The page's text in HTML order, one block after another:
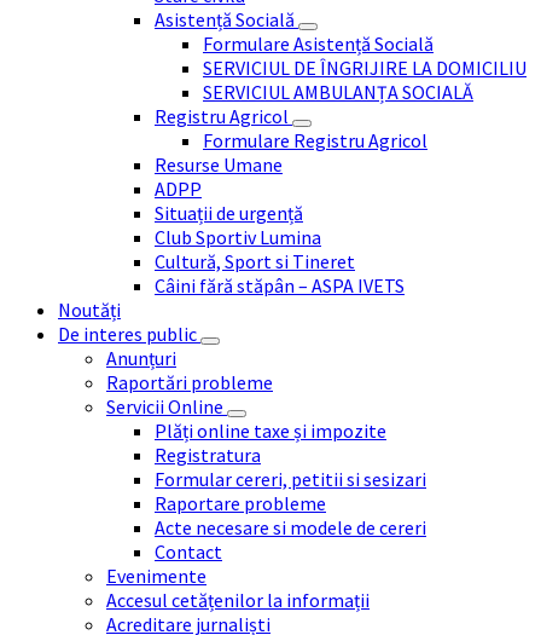
Asistență Socială
Formulare Asistență Socială
SERVICIUL DE ÎNGRIJIRE LA DOMICILIU
SERVICIUL AMBULANȚA SOCIALĂ
Registru Agricol
Formulare Registru Agricol
Resurse Umane
ADPP
Situații de urgență
Club Sportiv Lumina
Cultură, Sport si Tineret
Câini fără stăpân – ASPA IVETS
Noutăți
De interes public
Anunțuri
Raportări probleme
Servicii Online
Plăți online taxe și impozite
Registratura
Formular cereri, petitii si sesizari
Raportare probleme
Acte necesare si modele de cereri
Contact
Evenimente
Accesul cetățenilor la informații
Acreditare jurnaliști